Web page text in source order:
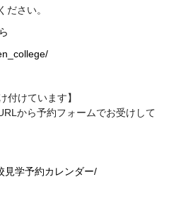
ださい。
付けています】
から予約フォームでお受けして
見学予約カレンダー/